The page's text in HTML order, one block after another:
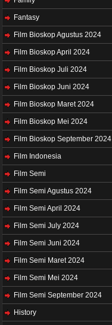
Fantasy
Film Bioskop Agustus 2024
Film Bioskop April 2024
Film Bioskop Juli 2024
Film Bioskop Juni 2024
Film Bioskop Maret 2024
Film Bioskop Mei 2024
Film Bioskop September 2024
Film Indonesia
Film Semi
Film Semi Agustus 2024
Film Semi April 2024
Film Semi July 2024
Film Semi Juni 2024
Film Semi Maret 2024
Film Semi Mei 2024
Film Semi September 2024
History